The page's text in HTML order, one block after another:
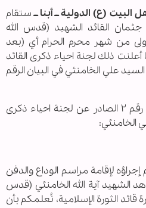
البيت (ع) الدولية ــ أبنا ــستقام
القائد الشهيد (قدس الله
من شهر محرم الحرام أي (بعد
ذلك لجنة احياء ذكرى القائد
السيد علي الخامنئي في البيان الرقم
وجاء في النص الكامل للبيان رقم ٢ الصادر عن لجنة احياء ذكرى
الخامنئي:
لإقامة مراسم الوداع والدفن
الشهيد آية الله الخامنئي (قدس
قائد الثورة الإسلامية، نُعلمكم بأن